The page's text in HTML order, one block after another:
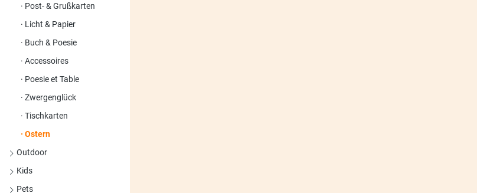
Post- & Grußkarten
Licht & Papier
Buch & Poesie
Accessoires
Poesie et Table
Zwergenglück
Tischkarten
Ostern
Outdoor
Kids
Pets